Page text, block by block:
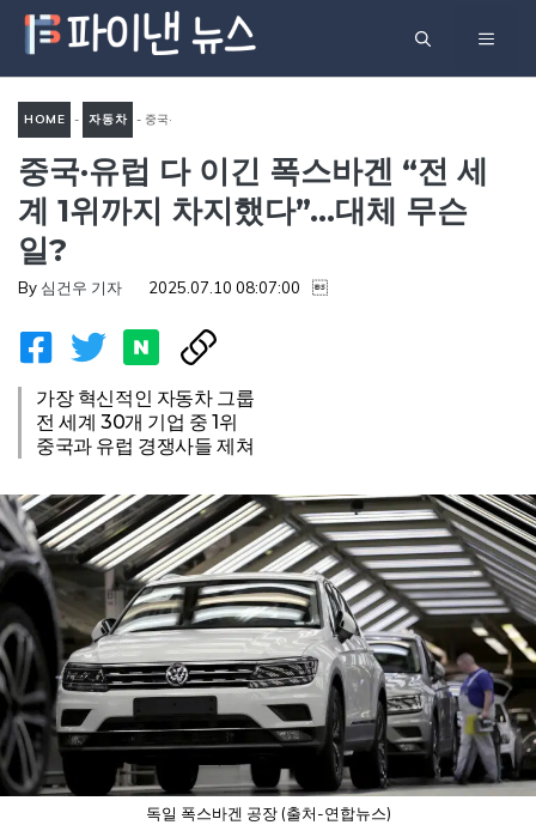
츠
메
HOME - 자동차 - 중국·
유럽 다 이긴 폭스바겐 “전 세
계 1위까지 차지했다”…대체
무슨 일?
중국·유럽 다 이긴 폭스바겐 “전 세
계 1위까지 차지했다”…대체 무슨
일?
By 심건우 기자 2025.07.10 08:07:00 
가장 혁신적인 자동차 그룹
전 세계 30개 기업 중 1위
중국과 유럽 경쟁사들 제쳐
독일 폭스바겐 공장 (출처-연합뉴스)